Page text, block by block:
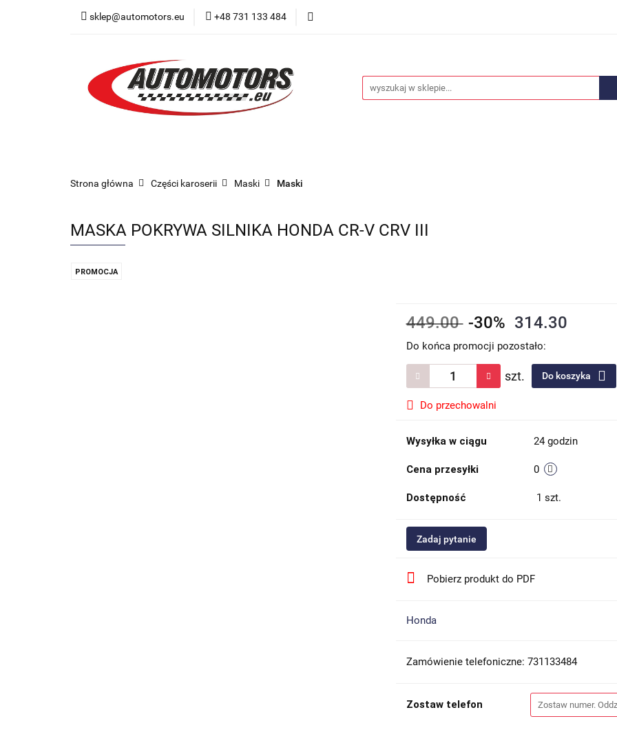
sklep@automotors.eu +48 731 133 484
Części samochodowe
Car audio Nowości
Strona główna Części karoserii Maski Maski
MASKA POKRYWA SILNIKA HONDA CR-V CRV III
PROMOCJA
449.00 -30% 314.30
Do końca promocji pozostało:
szt. Do koszyka
Do przechowalni
Wysyłka w ciągu 24 godzin
Cena przesyłki 0
Dostępność 1 szt.
Zadaj pytanie
Pobierz produkt do PDF
Honda
Zamówienie telefoniczne: 731133484
Zostaw telefon